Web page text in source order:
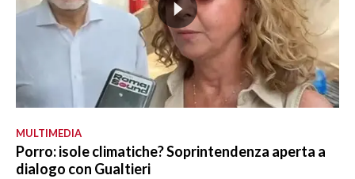
MULTIMEDIA
Porro: isole climatiche? Soprintendenza aperta a
dialogo con Gualtieri